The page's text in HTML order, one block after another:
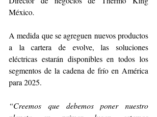
México.
A medida que se agreguen nuevos productos
a la cartera de evolve, las soluciones
eléctricas estarán disponibles en todos los
segmentos de la cadena de frío en América
para 2025.
“Creemos que debemos poner nuestro